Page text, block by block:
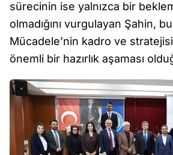
sürecinin ise yalnızca bir
olmadığını vurgulayan Şahin,
Mücadele’nin kadro ve
önemli bir hazırlık aşaması